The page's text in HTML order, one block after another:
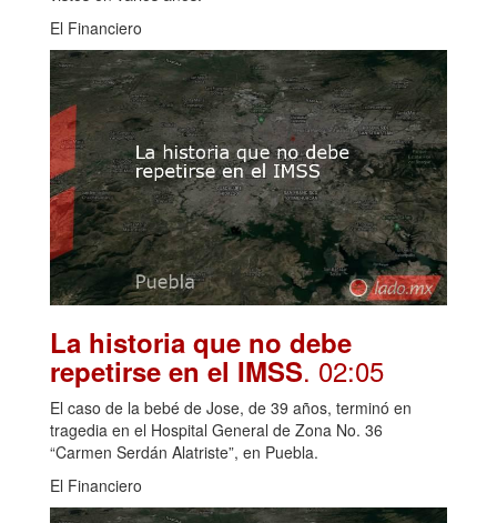
El Financiero
La historia que no debe
repetirse en el IMSS. 02:05
El caso de la bebé de Jose, de 39 años, terminó en
tragedia en el Hospital General de Zona No. 36
“Carmen Serdán Alatriste”, en Puebla.
El Financiero